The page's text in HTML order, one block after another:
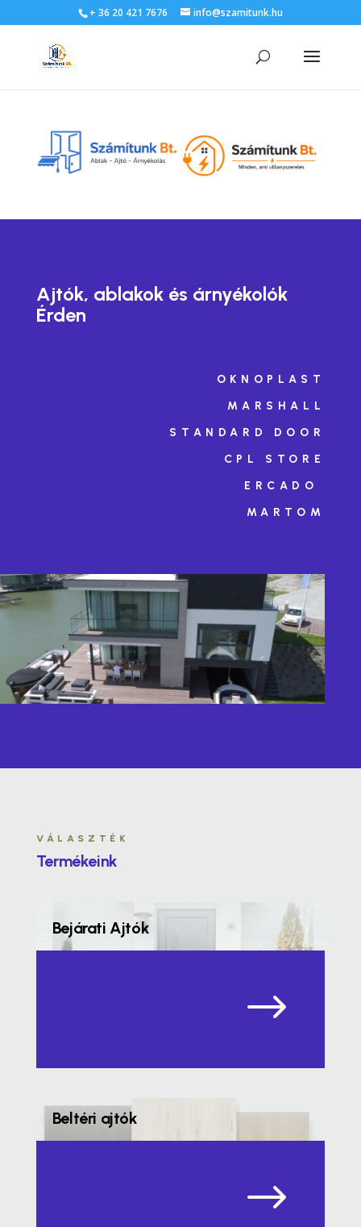
+ 36 20 421 7676 info@szamitunk.hu
Ajtók, ablakok és árnyékolók
Érden
OKNOPLAST
MARSHALL
STANDARD DOOR
CPL STORE
ERCADO
MARTOM
VÁLASZTÉK
Termékeink
Bejárati Ajtók
$
Beltéri ajtók
$